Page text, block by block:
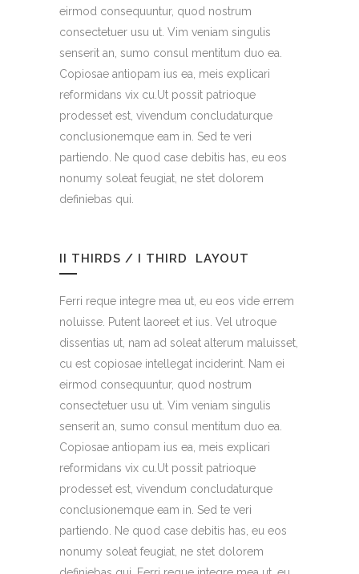
eirmod consequuntur, quod nostrum
consectetuer usu ut. Vim veniam singulis
senserit an, sumo consul mentitum duo ea.
Copiosae antiopam ius ea, meis explicari
reformidans vix cu.Ut possit patrioque
prodesset est, vivendum concludaturque
conclusionemque eam in. Sed te veri
partiendo. Ne quod case debitis has, eu eos
nonumy soleat feugiat, ne stet dolorem
definiebas qui.
II THIRDS / I THIRD LAYOUT
Ferri reque integre mea ut, eu eos vide errem
noluisse. Putent laoreet et ius. Vel utroque
dissentias ut, nam ad soleat alterum maluisset,
cu est copiosae intellegat inciderint. Nam ei
eirmod consequuntur, quod nostrum
consectetuer usu ut. Vim veniam singulis
senserit an, sumo consul mentitum duo ea.
Copiosae antiopam ius ea, meis explicari
reformidans vix cu.Ut possit patrioque
prodesset est, vivendum concludaturque
conclusionemque eam in. Sed te veri
partiendo. Ne quod case debitis has, eu eos
nonumy soleat feugiat, ne stet dolorem